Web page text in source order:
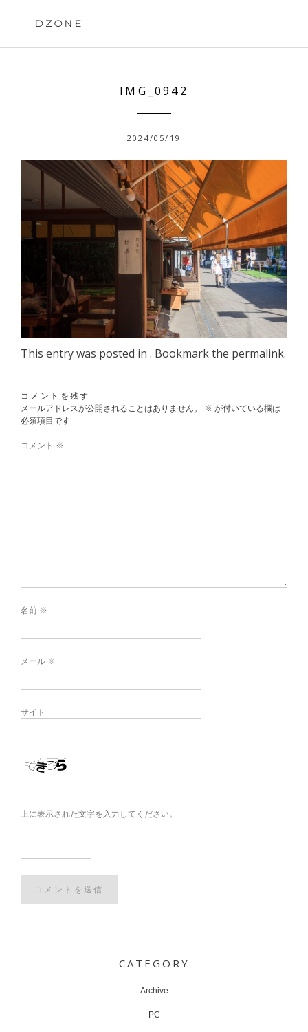
DZONE
IMG_0942
2024/05/19
This entry was posted in . Bookmark the permalink.
コメントを残す
メールアドレスが公開されることはありません。
※ が付いている欄は
必須項目です
コメント ※
名前 ※
メール ※
サイト
上に表示された文字を入力してください。
CATEGORY
Archive
PC